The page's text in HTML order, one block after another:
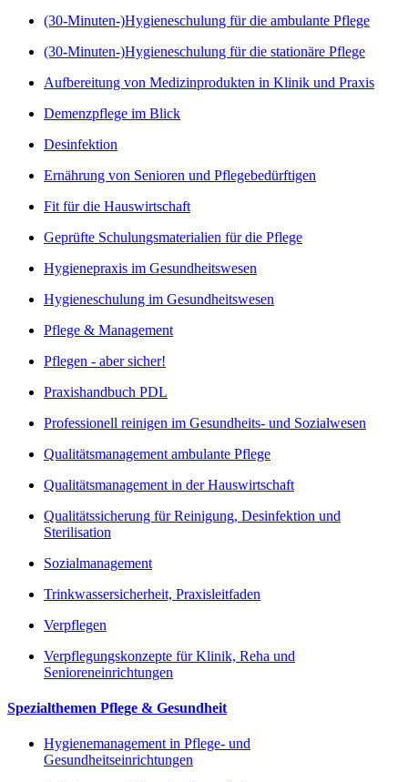
(30-Minuten-)Hygieneschulung für die ambulante Pflege
(30-Minuten-)Hygieneschulung für die stationäre Pflege
Aufbereitung von Medizinprodukten in Klinik und Praxis
Demenzpflege im Blick
Desinfektion
Ernährung von Senioren und Pflegebedürftigen
Fit für die Hauswirtschaft
Geprüfte Schulungsmaterialien für die Pflege
Hygienepraxis im Gesundheitswesen
Hygieneschulung im Gesundheitswesen
Pflege & Management
Pflegen - aber sicher!
Praxishandbuch PDL
Professionell reinigen im Gesundheits- und Sozialwesen
Qualitätsmanagement ambulante Pflege
Qualitätsmanagement in der Hauswirtschaft
Qualitätssicherung für Reinigung, Desinfektion und
Sterilisation
Sozialmanagement
Trinkwassersicherheit, Praxisleitfaden
Verpflegen
Verpflegungskonzepte für Klinik, Reha und
Senioreneinrichtungen
Spezialthemen Pflege & Gesundheit
Hygienemanagement in Pflege- und
Gesundheitseinrichtungen